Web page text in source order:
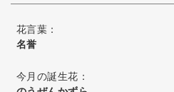
花言葉：
名誉
今月の誕生花：